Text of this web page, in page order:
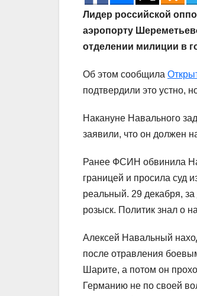
Лидер российской
аэропорту
отделении милиции в
Об этом сообщила
подтвердили это устно,
Накануне Навального
заявили, что он должен
Ранее ФСИН обвинила
границей и просила суд
реальный. 29 декабря,
розыск. Политик знал о
Алексей Навальный
после отравления
Шарите, а потом он
Германию не по своей